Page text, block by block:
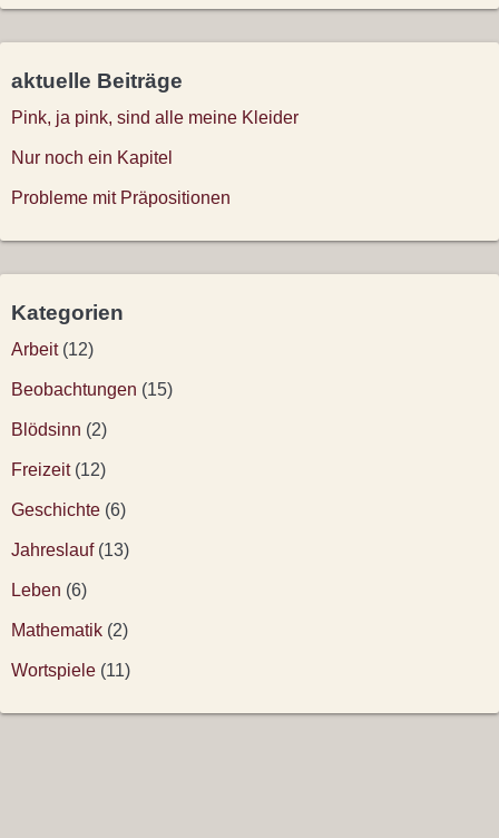
aktuelle Beiträge
Pink, ja pink, sind alle meine Kleider
Nur noch ein Kapitel
Probleme mit Präpositionen
Kategorien
Arbeit(12)
Beobachtungen (15)
Blödsinn (2)
Freizeit(12)
Geschichte (6)
Jahreslauf(13)
Leben (6)
Mathematik (2)
Wortspiele (11)